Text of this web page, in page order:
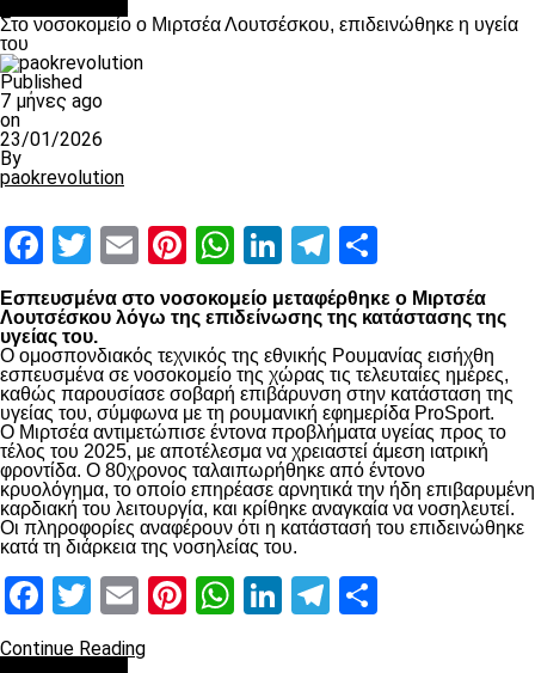
Στο νοσοκομείο ο Μιρτσέα Λουτσέσκου, επιδεινώθηκε η υγεία
του
Published
7 μήνες ago
on
23/01/2026
By
paokrevolution
Facebook
Twitter
EmailPinterest
WhatsApp
LinkedIn
Telegram
Εσπευσμένα στο νοσοκομείο μεταφέρθηκε ο Μιρτσέα
Λουτσέσκου λόγω της επιδείνωσης της κατάστασης της
υγείας του.
Ο ομοσπονδιακός τεχνικός της εθνικής Ρουμανίας εισήχθη
εσπευσμένα σε νοσοκομείο της χώρας τις τελευταίες ημέρες,
καθώς παρουσίασε σοβαρή επιβάρυνση στην κατάσταση της
υγείας του, σύμφωνα με τη ρουμανική εφημερίδα ProSport.
Ο Μιρτσέα αντιμετώπισε έντονα προβλήματα υγείας προς το
τέλος του 2025, με αποτέλεσμα να χρειαστεί άμεση ιατρική
φροντίδα. Ο 80χρονος ταλαιπωρήθηκε από έντονο
κρυολόγημα, το οποίο επηρέασε αρνητικά την ήδη επιβαρυμένη
καρδιακή του λειτουργία, και κρίθηκε αναγκαία να νοσηλευτεί.
Οι πληροφορίες αναφέρουν ότι η κατάστασή του επιδεινώθηκε
κατά τη διάρκεια της νοσηλείας του.
Facebook
Twitter
EmailPinterest
WhatsApp
LinkedIn
Telegram
Continue Reading